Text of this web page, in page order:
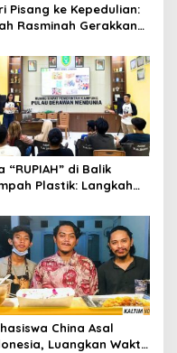
Pisang ke Kepedulian:
Rasminah Gerakkan
“RUPIAH” di Balik
Plastik: Langkah
Jaga Kelestarian
China Asal
Luangkan Waktu